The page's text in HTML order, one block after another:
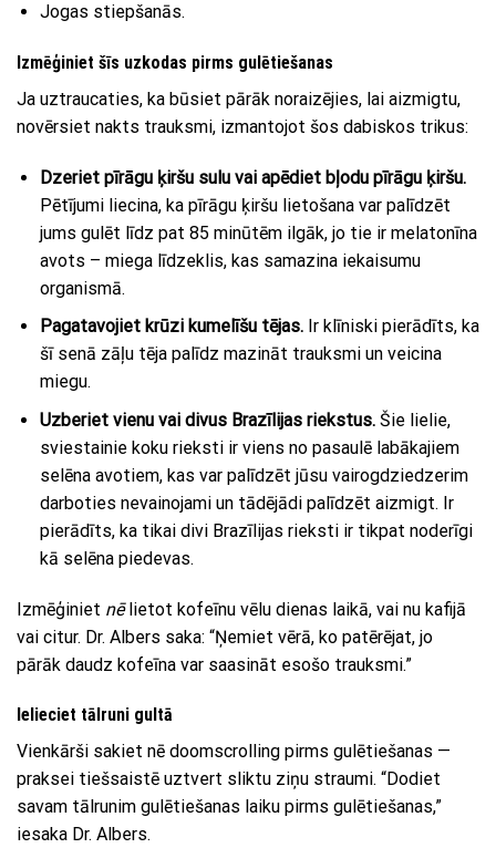
Jogas stiepšanās.
Izmēģiniet šīs uzkodas pirms gulētiešanas
Ja uztraucaties, ka būsiet pārāk noraizējies, lai aizmigtu,
novērsiet nakts trauksmi, izmantojot šos dabiskos trikus:
Dzeriet pīrāgu ķiršu sulu vai apēdiet bļodu pīrāgu ķiršu.
Pētījumi liecina, ka pīrāgu ķiršu lietošana var palīdzēt
jums gulēt līdz pat 85 minūtēm ilgāk, jo tie ir melatonīna
avots – miega līdzeklis, kas samazina iekaisumu
organismā.
Pagatavojiet krūzi kumelīšu tējas.Ir klīniski pierādīts, ka
šī senā zāļu tēja palīdz mazināt trauksmi un veicina
miegu.
Uzberiet vienu vai divus Brazīlijas riekstus.Šie lielie,
sviestainie koku rieksti ir viens no pasaulē labākajiem
selēna avotiem, kas var palīdzēt jūsu vairogdziedzerim
darboties nevainojami un tādējādi palīdzēt aizmigt. Ir
pierādīts, ka tikai divi Brazīlijas rieksti ir tikpat noderīgi
kā selēna piedevas.
Izmēģiniet nēlietot kofeīnu vēlu dienas laikā, vai nu kafijā
vai citur. Dr. Albers saka: “Ņemiet vērā, ko patērējat, jo
pārāk daudz kofeīna var saasināt esošo trauksmi.”
Ielieciet tālruni gultā
Vienkārši sakiet nē doomscrolling pirms gulētiešanas —
praksei tiešsaistē uztvert sliktu ziņu straumi. “Dodiet
savam tālrunim gulētiešanas laiku pirms gulētiešanas,”
iesaka Dr. Albers.